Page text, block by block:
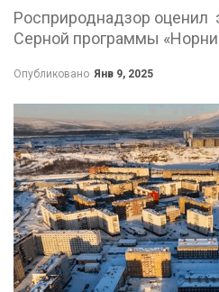
Росприроднадзор оценил
Серной программы
Опубликовано Янв 9, 2025